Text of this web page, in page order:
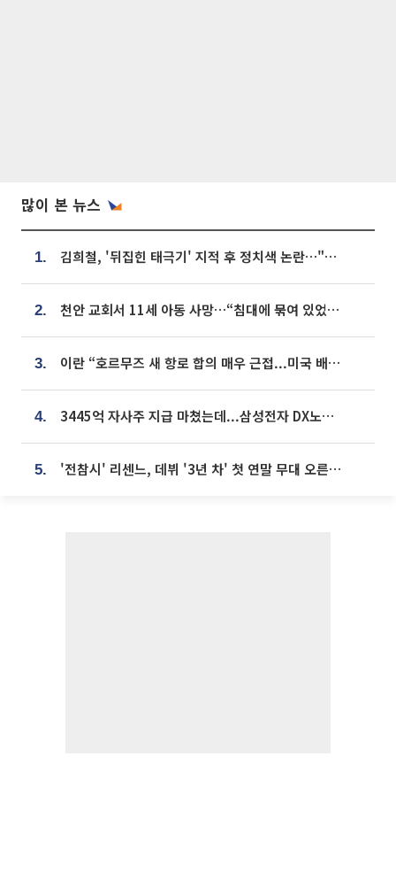
많이 본 뉴스
1. 김희철, '뒤집힌 태극기' 지적 후 정치색 논란…"좌우 떠나 우리나라 국기"
2. 천안 교회서 11세 아동 사망…“침대에 묶여 있었다” 진술 확보
3. 이란 “호르무즈 새 항로 합의 매우 근접...미국 배상 먼저”
4. 3445억 자사주 지급 마쳤는데...삼성전자 DX노조, 뒤늦은 '떼쓰기 집회'
5. '전참시' 리센느, 데뷔 '3년 차' 첫 연말 무대 오른다⋯"그동안 섭외 안 와"